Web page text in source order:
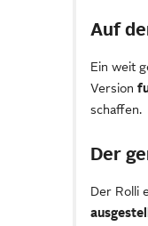
Auf
Ein weit
Version
schaffen.
Der
Der Rolli